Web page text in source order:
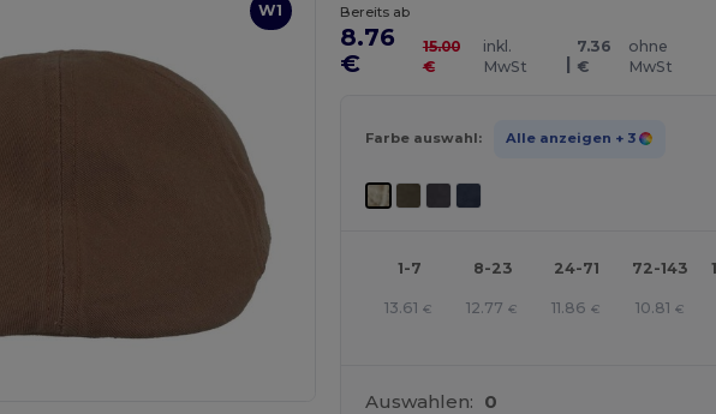
W1 Bereits ab
8.76
€
15.00
€
inkl.
MwSt
|
7.36
€
ohne
MwSt
Farbe auswahl: Alle anzeigen + 3
1-7 8-23 24-71 72-143
13.61 € 12.77 € 11.86 € 10.81 €
Auswahlen: 0